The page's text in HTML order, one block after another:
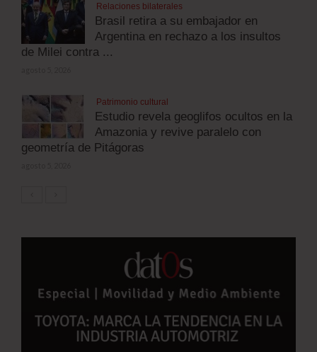
Relaciones bilaterales
Brasil retira a su embajador en
Argentina en rechazo a los insultos
de Milei contra ...
Patrimonio cultural
Estudio revela geoglifos ocultos en la
Amazonia y revive paralelo con
geometría de Pitágoras